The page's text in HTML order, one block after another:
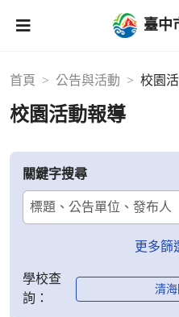
臺中
首頁 公告與活動 校園
校園活動報導
關鍵字搜尋
更多篩
學校查
詢：
清